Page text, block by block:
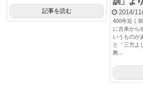
記事を読む 2014/
400年近く
に古来から
いうものが
と「三方よ
教...